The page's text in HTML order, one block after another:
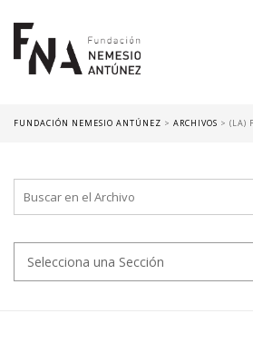
FUNDACIÓN NEMESIO ANTÚNEZ > ARCHIVOS > (LA)